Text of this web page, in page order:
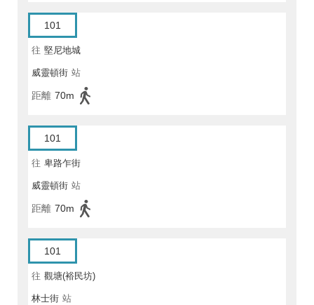
101
往 堅尼地城
威靈頓街 站
距離 70m
101
往 卑路乍街
威靈頓街 站
距離 70m
101
往 觀塘(裕民坊)
林士街 站